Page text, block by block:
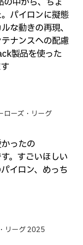
パイロンに擬態
な動きの再現、
ナンスへの配慮
製品を使った
ローズ・リーグ
ったの
。すごいほしい
イロン、めっち
リーグ 2025